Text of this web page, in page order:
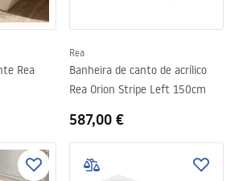
Rea
Rea
Banheira de canto de acrílico
Rea Orion Stripe Left 150cm
587,00 €